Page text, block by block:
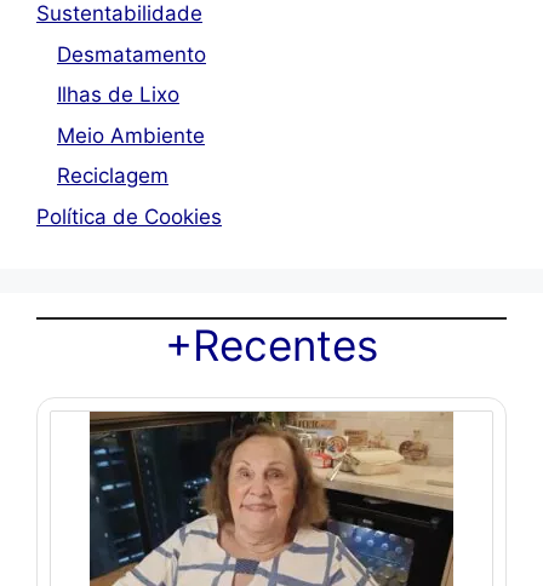
Sustentabilidade
Desmatamento
Ilhas de Lixo
Meio Ambiente
Reciclagem
Política de Cookies
+Recentes